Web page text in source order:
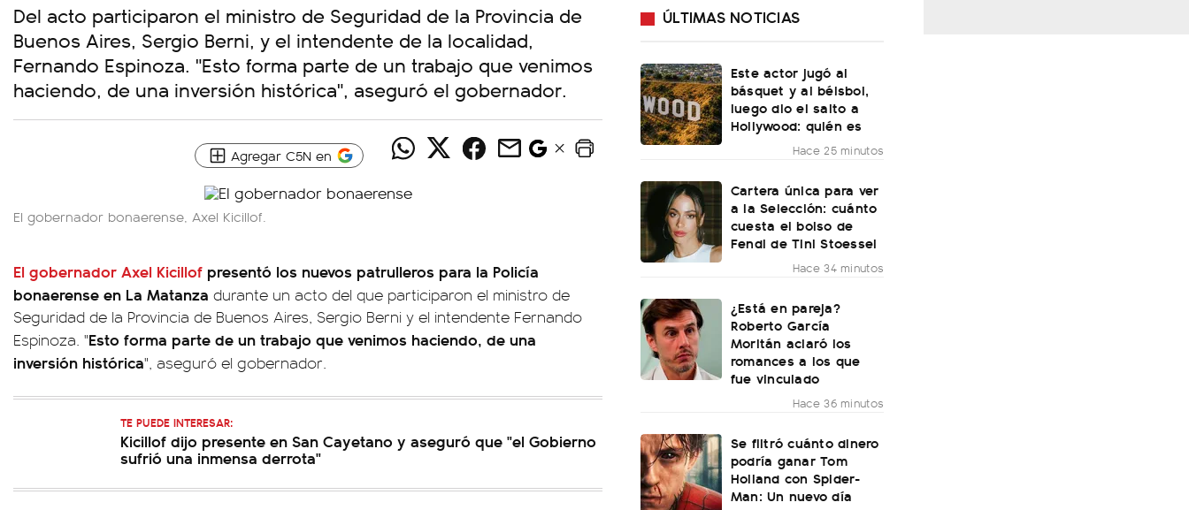
Del acto participaron el ministro de Seguridad de la Provincia de
Buenos Aires, Sergio Berni, y el intendente de la localidad,
Fernando Espinoza. "Esto forma parte de un trabajo que venimos
haciendo, de una inversión histórica", aseguró el gobernador.
Agregar C5N en
El gobernador bonaerense, Axel Kicillof.
El gobernador Axel Kicillof presentó los nuevos patrulleros para la Policía
bonaerense en La Matanza durante un acto del que participaron el ministro de
Seguridad de la Provincia de Buenos Aires, Sergio Berni y el intendente Fernando
Espinoza. "Esto forma parte de un trabajo que venimos haciendo, de una
inversión histórica", aseguró el gobernador.
TE PUEDE INTERESAR:
Kicillof dijo presente en San Cayetano y aseguró que "el Gobierno
sufrió una inmensa derrota"
ÚLTIMAS NOTICIAS
Este actor jugó al
básquet y al béisbol,
luego dio el salto a
Hollywood: quién es
Hace 25 minutos
Cartera única para ver
a la Selección: cuánto
cuesta el bolso de
Fendi de Tini Stoessel
Hace 34 minutos
¿Está en pareja?
Roberto García
Moritán aclaró los
romances a los que
fue vinculado
Hace 36 minutos
Se filtró cuánto dinero
podría ganar Tom
Holland con Spider-
Man: Un nuevo día